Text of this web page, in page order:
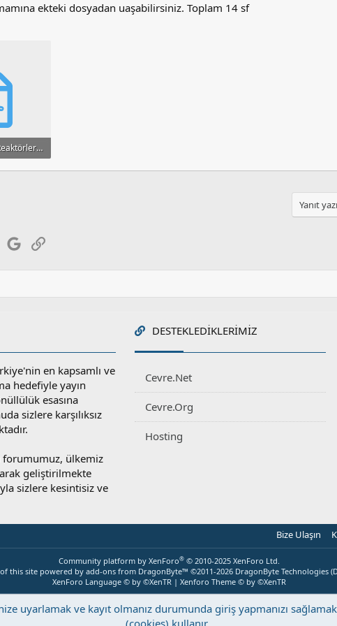
ekteki dosyadan uaşabilirsiniz. Toplam 14 sf
Biyolojik Filtre Reaktörler (BFR) için Dolgu Malzemesi Alternatifleri.pdf
83
Yanıt
postaGoogleLink
en kapsamlı ve
hedefiyle yayın
esasına
sizlere karşılıksız
forumumuz, ülkemiz
geliştirilmekte
sizlere kesintisiz ve
DESTEKLEDIKLERIMIZ
Cevre.Net
Cevre.Org
Hosting
Bize Ulaşın
Community platform by XenForo® © 2010-2025 XenForo Ltd.
this site powered by add-ons from DragonByte™ ©2011-2026 DragonByte Technologies (
XenForo Language © by ©XenTR | Xenforo Theme © by ©XenTR
uyarlamak ve kayıt olmanız durumunda giriş yapmanızı
(cookies) kullanır.